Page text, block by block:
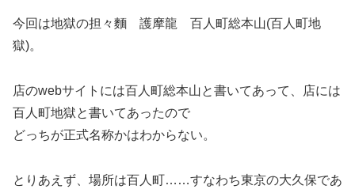
今回は地獄の担々麵 護摩龍 百人町総本山(百人町地
獄)。
店のwebサイトには百人町総本山と書いてあって、店には
百人町地獄と書いてあったので
どっちが正式名称かはわからない。
とりあえず、場所は百人町……すなわち東京の大久保であ